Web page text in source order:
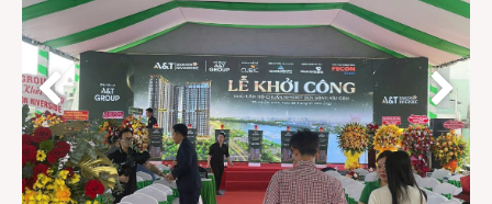
Trang chủ
Dự án
Mua bán